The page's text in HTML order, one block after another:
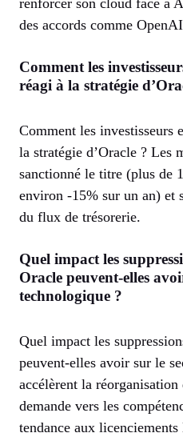
renforcer son cloud face à
des accords comme
Comment les
réagi à la stratégie
Comment les investisseurs
la stratégie d’Oracle ? Les
sanctionné le titre (plus de
environ -15% sur un an) et
du flux de trésorerie.
Quel impact les
Oracle peuvent-elles
technologique ?
Quel impact les
peuvent-elles avoir sur le
accélèrent la
demande vers les
tendance aux